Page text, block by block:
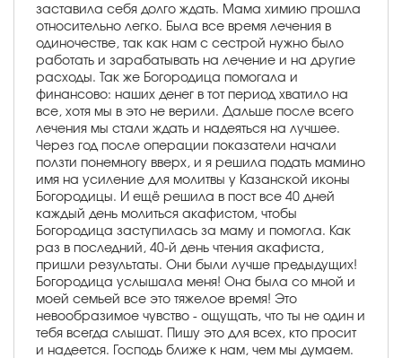
заставила себя долго ждать. Мама химию прошла
относительно легко. Была все время лечения в
одиночестве, так как нам с сестрой нужно было
работать и зарабатывать на лечение и на другие
расходы. Так же Богородица помогала и
финансово: наших денег в тот период хватило на
все, хотя мы в это не верили. Дальше после всего
лечения мы стали ждать и надеяться на лучшее.
Через год после операции показатели начали
ползти понемногу вверх, и я решила подать мамино
имя на усиление для молитвы у Казанской иконы
Богородицы. И ещё решила в пост все 40 дней
каждый день молиться акафистом, чтобы
Богородица заступилась за маму и помогла. Как
раз в последний, 40-й день чтения акафиста,
пришли результаты. Они были лучше предыдущих!
Богородица услышала меня! Она была со мной и
моей семьей все это тяжелое время! Это
невообразимое чувство - ощущать, что ты не один и
тебя всегда слышат. Пишу это для всех, кто просит
и надеется. Господь ближе к нам, чем мы думаем.